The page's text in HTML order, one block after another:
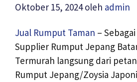
Oktober 15, 2024 oleh admin
Jual Rumput Taman –
Supplier Rumput Jepang
Termurah langsung dari
Rumput Jepang/Zoysia